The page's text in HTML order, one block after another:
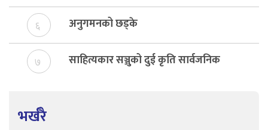
६ अनुगमनको छड्के
७ साहित्यकार सञ्जुको दुई कृति सार्वजनिक
भर्खरै